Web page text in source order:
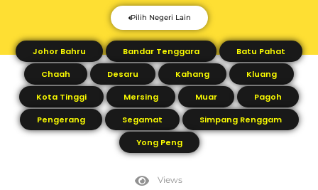
Pilih Negeri Lain
Johor Bahru Bandar Tenggara
Batu Pahat
Chaah
Desaru Kahang
Kluang
Kota Tinggi
Mersing Muar
Pagoh
Pengerang
Segamat
Simpang Renggam
Yong Peng
Views